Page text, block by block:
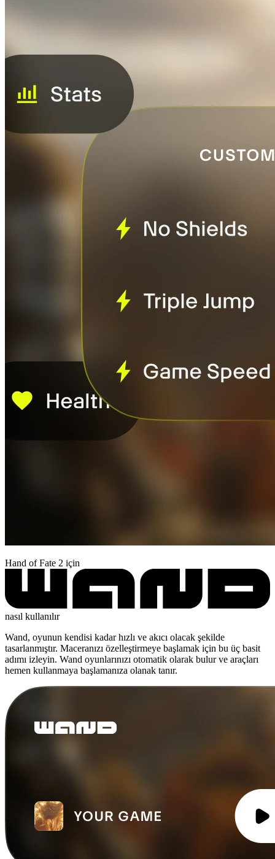
Hand of Fate 2 için
nasıl kullanılır
Wand, oyunun kendisi kadar hızlı ve akıcı olacak şekilde
tasarlanmıştır. Maceranızı özelleştirmeye başlamak için bu üç basit
adımı izleyin. Wand oyunlarınızı otomatik olarak bulur ve araçları
hemen kullanmaya başlamanıza olanak tanır.